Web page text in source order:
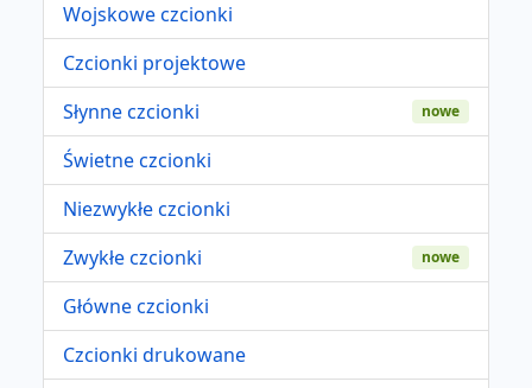
Wojskowe czcionki
Czcionki projektowe
Słynne czcionki
nowe
Świetne czcionki
Niezwykłe czcionki
Zwykłe czcionki
nowe
Główne czcionki
Czcionki drukowane